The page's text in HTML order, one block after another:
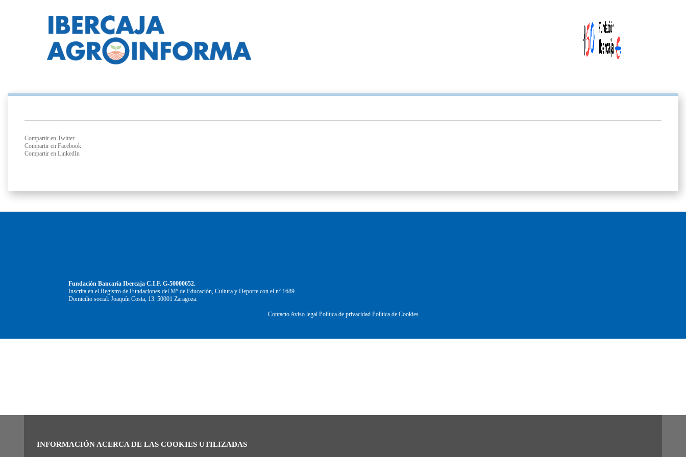
INFORMACIÓN ACERCA DE LAS COOKIES UTILIZADAS
Compartir en Twitter
Compartir en Facebook
Compartir en LinkedIn
Fundación Bancaria Ibercaja C.I.F. G-50000652.
Inscrita en el Registro de Fundaciones del Mº de Educación, Cultura y Deporte con el nº 1689.
Domicilio social: Joaquín Costa, 13. 50001 Zaragoza.
ContactoAviso legal Política de privacidad Política de Cookies